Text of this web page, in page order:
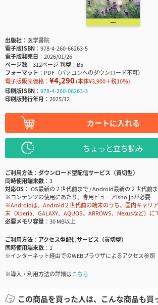
出版社
医学書院
電子版ISBN
978-4-260-66263-5
電子版発売日
2026/01/26
ページ数
312ページ判型
B5
フォーマット
PDF（パソコンへのダウンロード不可）
電子版販売価格： ¥4,290(本体¥3,900＋税10％)
印刷版ISBN
978-4-260-06263-3
印刷版発行年月
2025/12
カートに入れる
ちょっと立ち読み
ご利用方法
ダウンロード型配信サービス（買切型）
同時使用端末数
3
対応OS
iOS最新の２世代前まで / Android最新の２世代前
※コンテンツの使用にあたり、専用ビューアisho.jpが必要
※Androidは、Android２世代前の端末のうち、国内キャリ
末（Xperia、GALAXY、AQUOS、ARROWS、Nexusなど）
必要メモリ容量
30 MB以上
ご利用方法
アクセス型配信サービス（買切型）
同時使用端末数
1
※インターネット経由でのWEBブラウザによるアクセス参照
※導入・利用方法の詳細はこちら
この商品を買った人は、こんな商品も買